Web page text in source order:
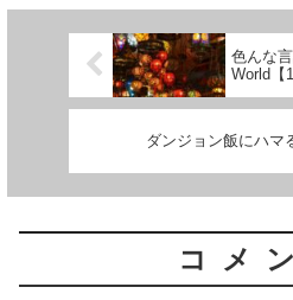
色んな
World【
ダンジョン飯にハマ
コメ